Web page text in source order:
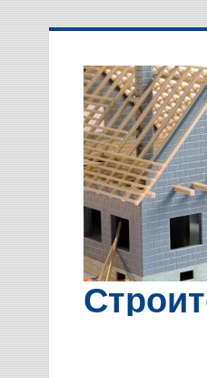
Перейти